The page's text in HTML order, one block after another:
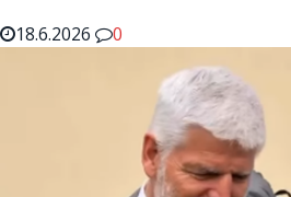
18.6.2026
0